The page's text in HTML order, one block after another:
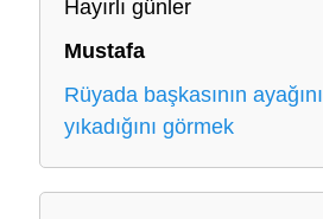
Hayırlı günler
Mustafa
Rüyada başkasının ayağını
yıkadığını görmek